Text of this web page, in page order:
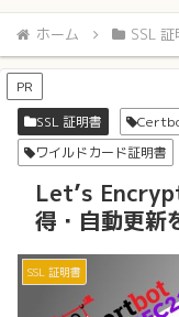
ホーム SSL
PR
SSL 証明書
ワイルドカード証明書
Let’s
得・自動更新
SSL 証明書